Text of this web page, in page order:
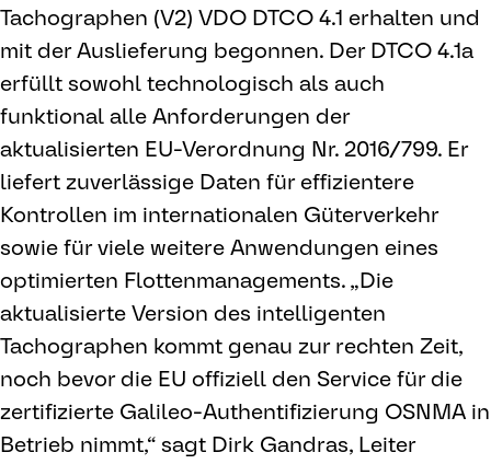
Tachographen (V2) VDO DTCO 4.1 erhalten und
mit der Auslieferung begonnen. Der DTCO 4.1a
erfüllt sowohl technologisch als auch
funktional alle Anforderungen der
aktualisierten EU-Verordnung Nr. 2016/799. Er
liefert zuverlässige Daten für effizientere
Kontrollen im internationalen Güterverkehr
sowie für viele weitere Anwendungen eines
optimierten Flottenmanagements. „Die
aktualisierte Version des intelligenten
Tachographen kommt genau zur rechten Zeit,
noch bevor die EU offiziell den Service für die
zertifizierte Galileo-Authentifizierung OSNMA in
Betrieb nimmt,“ sagt Dirk Gandras, Leiter